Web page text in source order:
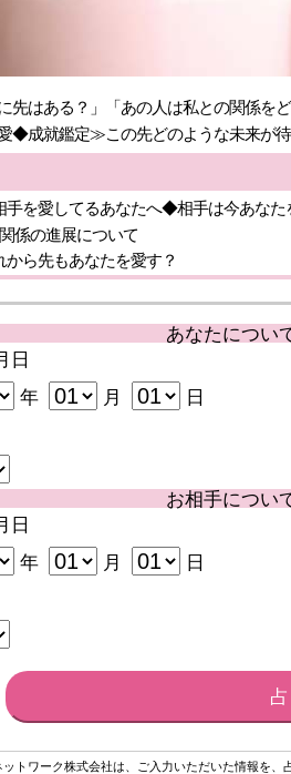
先はある？」「あの人は私との関係を
◆成就鑑定≫この先どのような未来が
手を愛してるあなたへ◆相手は今あなた
係の進展について
から先もあなたを愛す？
あなたについ
日
年 月
日
お相手につい
日
年 月
日
占
ットワーク株式会社は、ご入力いただいた情報を